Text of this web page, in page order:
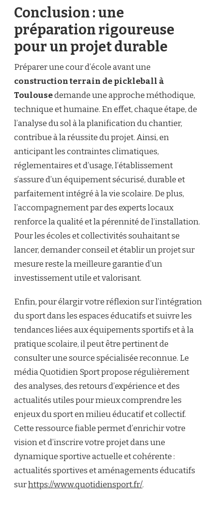
Conclusion : une
préparation rigoureuse
pour un projet durable
Préparer une cour d’école avant une
construction terrain de pickleball à
Toulousedemande une approche méthodique,
technique et humaine. En effet, chaque étape, de
l’analyse du sol à la planification du chantier,
contribue à la réussite du projet. Ainsi, en
anticipant les contraintes climatiques,
réglementaires et d’usage, l’établissement
s’assure d’un équipement sécurisé, durable et
parfaitement intégré à la vie scolaire. De plus,
l’accompagnement par des experts locaux
renforce la qualité et la pérennité de l’installation.
Pour les écoles et collectivités souhaitant se
lancer, demander conseil et établir un projet sur
mesure reste la meilleure garantie d’un
investissement utile et valorisant.
Enfin, pour élargir votre réflexion sur l’intégration
du sport dans les espaces éducatifs et suivre les
tendances liées aux équipements sportifs et à la
pratique scolaire, il peut être pertinent de
consulter une source spécialisée reconnue. Le
média Quotidien Sport propose régulièrement
des analyses, des retours d’expérience et des
actualités utiles pour mieux comprendre les
enjeux du sport en milieu éducatif et collectif.
Cette ressource fiable permet d’enrichir votre
vision et d’inscrire votre projet dans une
dynamique sportive actuelle et cohérente :
actualités sportives et aménagements éducatifs
surhttps://www.quotidiensport.fr/.